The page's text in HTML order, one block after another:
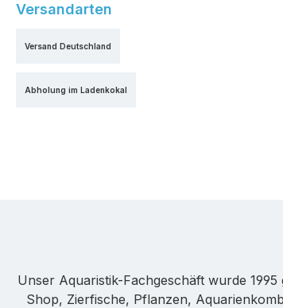
Versandarten
Versand Deutschland
Abholung im Ladenkokal
Unser Aquaristik-Fachgeschäft wurde
Shop, Zierfische, Pflanzen,